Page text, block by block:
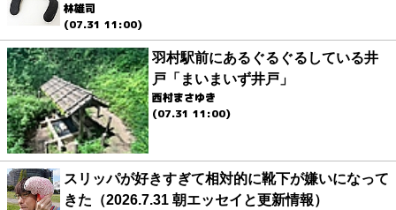
林雄司
(07.31 11:00)
羽村駅前にあるぐるぐるしている井
戸「まいまいず井戸」
西村まさゆき
(07.31 11:00)
スリッパが好きすぎて相対的に靴下が嫌いになって
きた（2026.7.31 朝エッセイと更新情報）